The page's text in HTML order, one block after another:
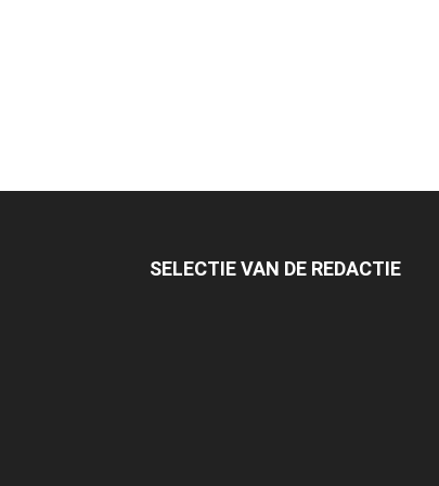
SELECTIE VAN DE REDACTIE